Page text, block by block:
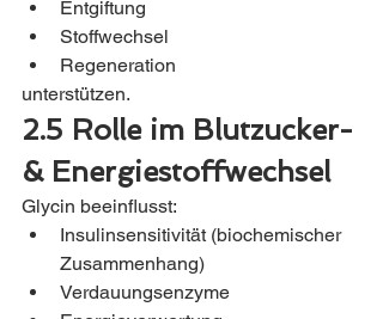
Entgiftung
Stoffwechsel
Regeneration
unterstützen.
2.5 Rolle im Blutzucker-
& Energiestoffwechsel
Glycin beeinflusst:
Insulinsensitivität (biochemischer
Zusammenhang)
Verdauungsenzyme